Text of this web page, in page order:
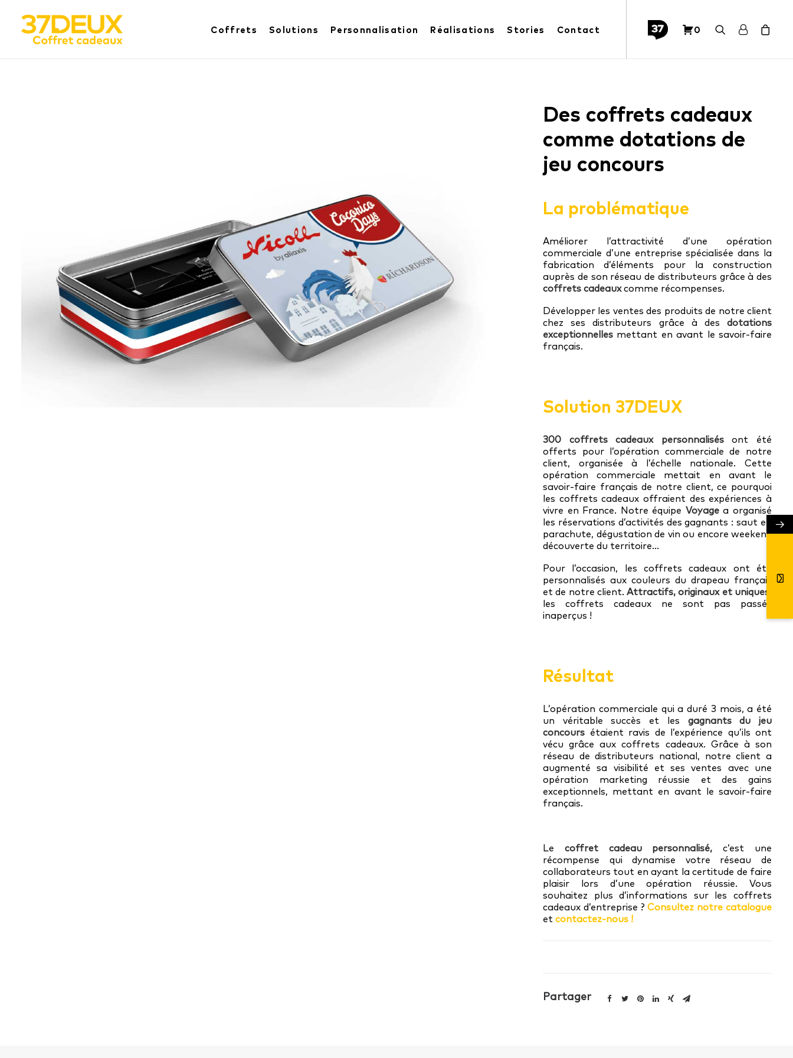
Coffrets Solutions Personnalisation Réalisations Stories Contact 0
Des coffrets cadeaux
comme dotations de
jeu concours
La problématique
Améliorer l’attractivité d’une opération
commerciale d’une entreprise spécialisée dans la
fabrication d’éléments pour la construction
auprès de son réseau de distributeurs grâce à des
coffrets cadeauxcomme récompenses.
Développer les ventes des produits de notre client
chez ses distributeurs grâce à des dotations
exceptionnelles mettant en avant le savoir-faire
français.
Solution 37DEUX
300 coffrets cadeaux personnalisésont été
offerts pour l’opération commerciale de notre
client, organisée à l’échelle nationale. Cette
opération commerciale mettait en avant le
savoir-faire français de notre client, ce pourquoi
les coffrets cadeaux offraient des expériences à
vivre en France. Notre équipe Voyagea organisé
les réservations d’activités des gagnants : saut en
parachute, dégustation de vin ou encore weekend
découverte du territoire…
Pour l’occasion, les coffrets cadeaux ont été
personnalisés aux couleurs du drapeau français
et de notre client.Attractifs, originaux et uniques,
les coffrets cadeaux ne sont pas passés
inaperçus !
Résultat
L’opération commerciale qui a duré 3 mois, a été
un véritable succès et les gagnants du jeu
concours étaient ravis de l’expérience qu’ils ont
vécu grâce aux coffrets cadeaux. Grâce à son
réseau de distributeurs national, notre client a
augmenté sa visibilité et ses ventes avec une
opération marketing réussie et des gains
exceptionnels, mettant en avant le savoir-faire
français.
Le coffret cadeau personnalisé, c’est une
récompense qui dynamise votre réseau de
collaborateurs tout en ayant la certitude de faire
plaisir lors d’une opération réussie. Vous
souhaitez plus d’informations sur les coffrets
cadeaux d’entreprise ?Consultez notre catalogue
et contactez-nous !
Partager
→